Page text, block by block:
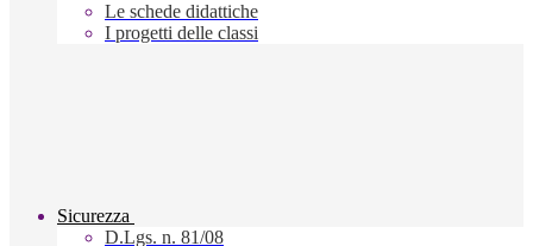
Le schede didattiche
I progetti delle classi
Sicurezza
D.Lgs. n. 81/08